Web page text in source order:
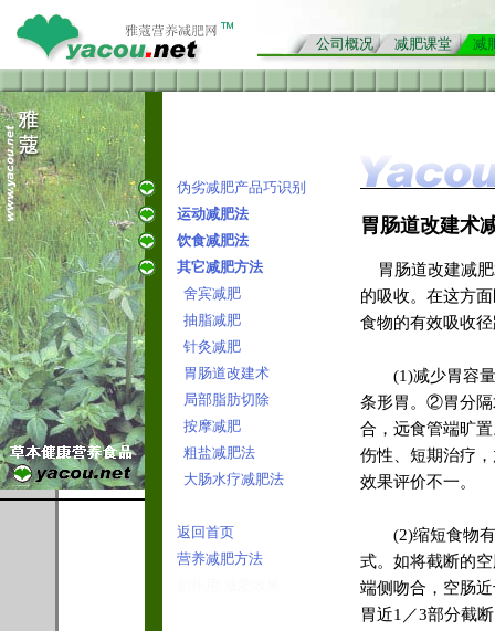
公司概况 减肥课堂 减
伪劣减肥产品巧识别
运动减肥法
饮食减肥法
其它减肥方法
舍宾减肥
抽脂减肥
针灸减肥
胃肠道改建术
局部脂肪切除
按摩减肥
粗盐减肥法
大肠水疗减肥法
返回首页
营养减肥方法
胃肠道改建术
胃肠道改建减肥
的吸收。在这方
食物的有效吸收
(1)减少胃容量
条形胃。②胃分隔
合，远食管端旷
伤性、短期治疗
效果评价不一。
(2)缩短食物有
式。如将截断的
端侧吻合，空肠
胃近1／3部分截